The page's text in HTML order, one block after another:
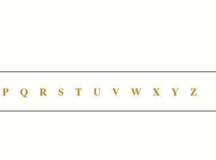
P Q R S T U V W X Y Z